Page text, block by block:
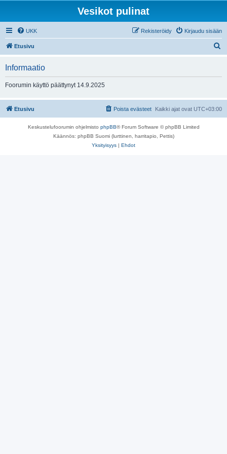
Vesikot pulinat
UKK Kirjaudu sisään
Rekisteröidy
Etusivu
Informaatio
Foorumin käyttö päättynyt 14.9.2025
Etusivu Kaikki ajat ovat UTC+03:00
Poista evästeet
Keskustelufoorumin ohjelmisto phpBB® Forum Software © phpBB Limited
Käännös: phpBB Suomi (lurttinen, harritapio, Pettis)
Yksityisyys | Ehdot